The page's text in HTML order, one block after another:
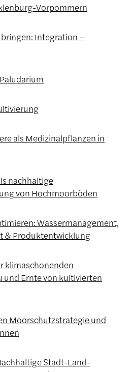
Vorpommern
Integration –
als Medizinalpflanzen in
nachhaltige
von Hochmoorböden
Wassermanagement,
& Produktentwicklung
klimaschonenden
Ernte von kultivierten
Moorschutzstrategie und
Stadt-Land-